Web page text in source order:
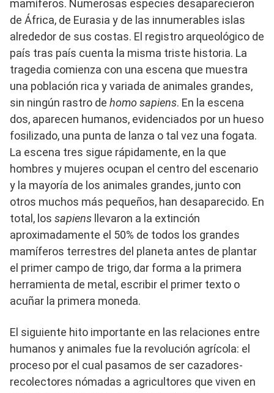
mamíferos. Numerosas especies desaparecieron
de África, de Eurasia y de las innumerables islas
alrededor de sus costas. El registro arqueológico de
país tras país cuenta la misma triste historia. La
tragedia comienza con una escena que muestra
una población rica y variada de animales grandes,
sin ningún rastro de homo sapiens. En la escena
dos, aparecen humanos, evidenciados por un hueso
fosilizado, una punta de lanza o tal vez una fogata.
La escena tres sigue rápidamente, en la que
hombres y mujeres ocupan el centro del escenario
y la mayoría de los animales grandes, junto con
otros muchos más pequeños, han desaparecido. En
total, los sapiens llevaron a la extinción
aproximadamente el 50% de todos los grandes
mamíferos terrestres del planeta antes de plantar
el primer campo de trigo, dar forma a la primera
herramienta de metal, escribir el primer texto o
acuñar la primera moneda.
El siguiente hito importante en las relaciones entre
humanos y animales fue la revolución agrícola: el
proceso por el cual pasamos de ser cazadores-
recolectores nómadas a agricultores que viven en